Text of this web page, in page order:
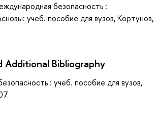
безопасность :
учеб. пособие для вузов, Кортунов,
Additional Bibliography
: учеб. пособие для вузов,